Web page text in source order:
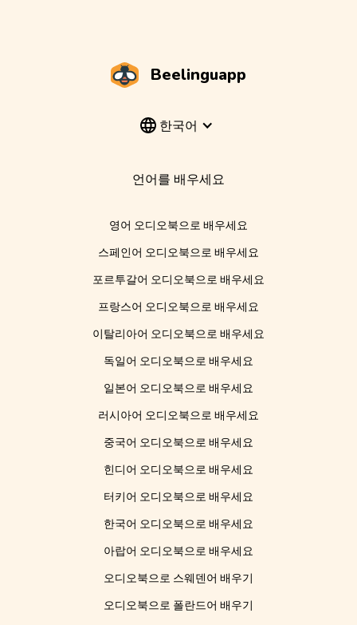
Beelinguapp
한국어
언어를 배우세요
영어 오디오북으로 배우세요
스페인어 오디오북으로 배우세요
포르투갈어 오디오북으로 배우세요
프랑스어 오디오북으로 배우세요
이탈리아어 오디오북으로 배우세요
독일어 오디오북으로 배우세요
일본어 오디오북으로 배우세요
러시아어 오디오북으로 배우세요
중국어 오디오북으로 배우세요
힌디어 오디오북으로 배우세요
터키어 오디오북으로 배우세요
한국어 오디오북으로 배우세요
아랍어 오디오북으로 배우세요
오디오북으로 스웨덴어 배우기
오디오북으로 폴란드어 배우기